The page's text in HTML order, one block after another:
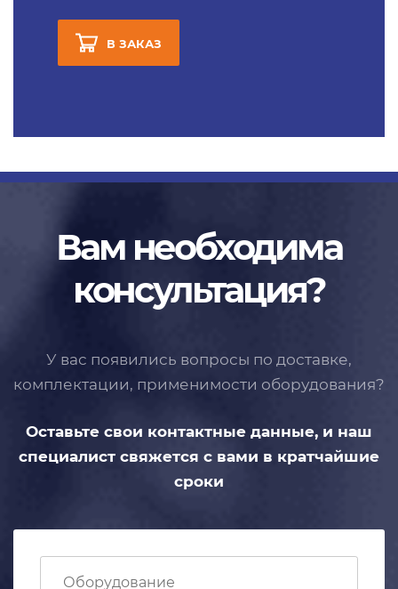
В ЗАКАЗ
Вам необходима
консультация?
У вас появились вопросы по доставке,
комплектации, применимости оборудования?
Оставьте свои контактные данные, и наш
специалист свяжется с вами в кратчайшие
сроки